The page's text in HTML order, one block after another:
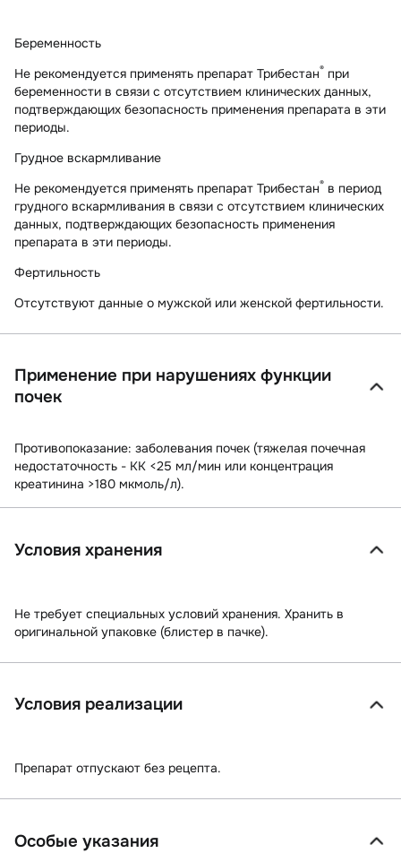
Беременность
Не рекомендуется применять препарат Трибестан® при
беременности в связи с отсутствием клинических данных,
подтверждающих безопасность применения препарата в эти
периоды.
Грудное вскармливание
Не рекомендуется применять препарат Трибестан® в период
грудного вскармливания в связи с отсутствием клинических
данных, подтверждающих безопасность применения
препарата в эти периоды.
Фертильность
Отсутствуют данные о мужской или женской фертильности.
Применение при нарушениях функции
почек
Противопоказание: заболевания почек (тяжелая почечная
недостаточность - КК <25 мл/мин или концентрация
креатинина >180 мкмоль/л).
Условия хранения
Не требует специальных условий хранения. Хранить в
оригинальной упаковке (блистер в пачке).
Условия реализации
Препарат отпускают без рецепта.
Особые указания